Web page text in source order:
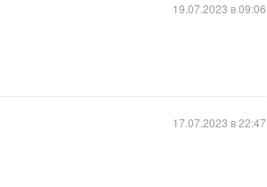
19.07.2023 в 09:06
17.07.2023 в 22:47